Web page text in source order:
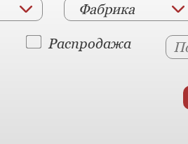
Фабрика
Распродажа